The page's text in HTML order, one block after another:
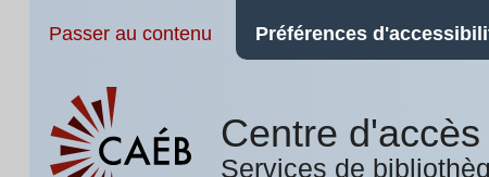
Passer au contenu Préférences
Centre
Services de